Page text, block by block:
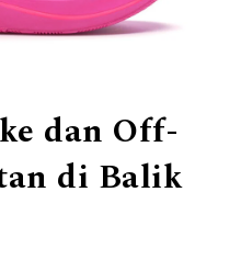
dan Off-
di Balik